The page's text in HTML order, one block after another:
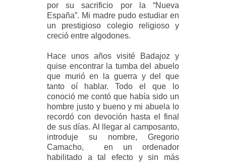
por su sacrificio por la “Nueva
España”. Mi madre pudo estudiar en
un prestigioso colegio religioso y
creció entre algodones.
Hace unos años visité Badajoz y
quise encontrar la tumba del abuelo
que murió en la guerra y del que
tanto oí hablar. Todo el que lo
conoció me contó que había sido un
hombre justo y bueno y mi abuela lo
recordó con devoción hasta el final
de sus días. Al llegar al camposanto,
introduje su nombre, Gregorio
Camacho, en un ordenador
habilitado a tal efecto y sin más